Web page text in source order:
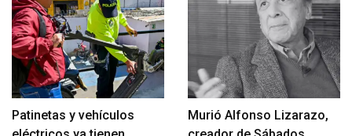
Patinetas y vehículos
Murió Alfonso Lizarazo,